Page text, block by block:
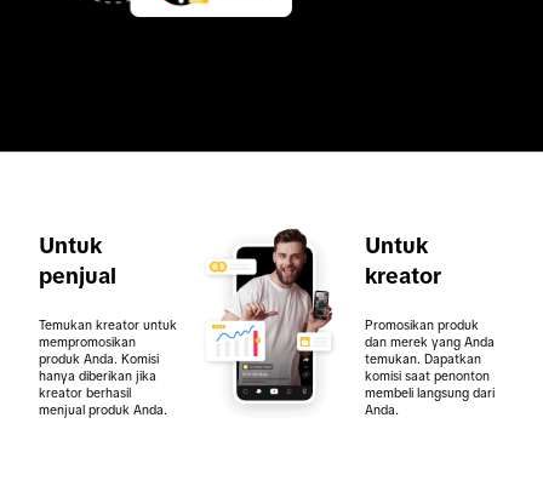
Untuk
penjual
Temukan kreator untuk
mempromosikan
produk Anda. Komisi
hanya diberikan jika
kreator berhasil
menjual produk Anda.
Untuk
kreator
Promosikan produk
dan merek yang Anda
temukan. Dapatkan
komisi saat penonton
membeli langsung dari
Anda.